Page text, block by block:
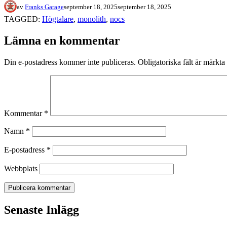
av Franks Garageseptember 18, 2025september 18, 2025
TAGGED: Högtalare, monolith, nocs
Lämna en kommentar
Din e-postadress kommer inte publiceras. Obligatoriska fält är märkta
Kommentar *
Namn *
E-postadress *
Webbplats
Senaste Inlägg